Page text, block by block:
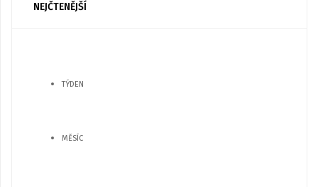
NEJČTENĚJŠÍ
TÝDEN
MĚSÍC